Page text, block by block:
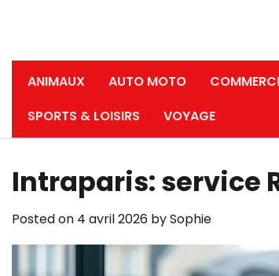
ANIMAUX AUTO MOTO
SPORTS & LOISIRS
VOYAGE
Intraparis: service
Posted on 4 avril 2026 bySophie